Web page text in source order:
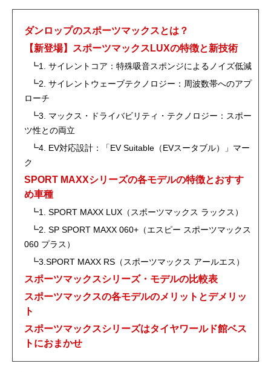
ダンロップのスポーツマックスとは？
【新登場】スポーツマックスLUXの特徴と新技術
┗1. サイレントコア：特殊吸音スポンジによるノイズ低減
┗2. サイレントウェーブテクノロジー：周波数帯へのアプ
ローチ
┗3. マックス・ドライバビリティ・テクノロジー：スポー
ツ性との両立
┗4. EV対応設計：「EV Suitable（EVスータブル）」マー
ク
SPORT MAXXシリーズの各モデルの特徴とおすす
め車種
┗1. SPORT MAXX LUX（スポーツマックス ラックス）
┗2. SP SPORT MAXX 060+（エスピー スポーツマックス
060 プラス）
┗3.SPORT MAXX RS（スポーツマックス アールエス）
スポーツマックスシリーズ・モデルの比較表
スポーツマックスの各モデルのメリットとデメリッ
ト
スポーツマックスシリーズはタイヤワールド館ベス
トにおまかせ